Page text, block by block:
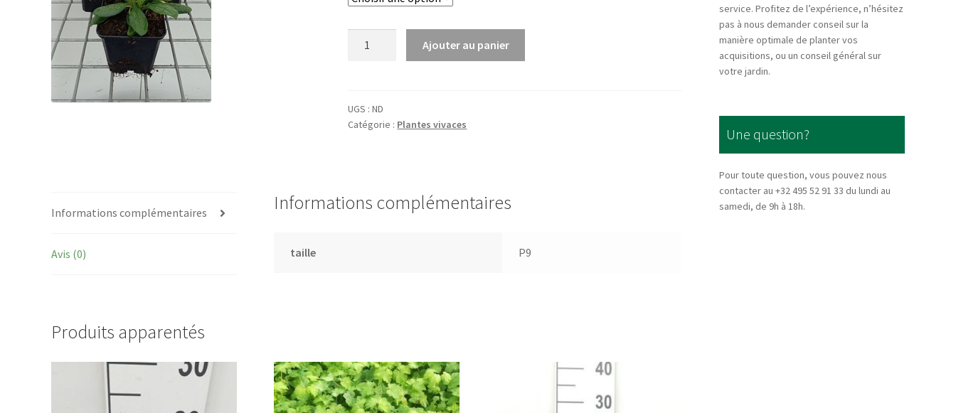
'Berggarten'
Ajouter au panier
UGS :ND
Catégorie : Plantes vivaces
Informations complémentaires
Avis (0)
Informations complémentaires
taille P9
Produits apparentés
service. Profitez de l’expérience, n’hésitez
pas à nous demander conseil sur la
manière optimale de planter vos
acquisitions, ou un conseil général sur
votre jardin.
Une question?
Pour toute question, vous pouvez nous
contacter au +32 495 52 91 33 du lundi au
samedi, de 9h à 18h.